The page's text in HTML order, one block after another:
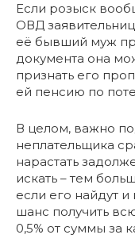
Если розыск
ОВД
её бывший муж
документа она
признать его
ей пенсию по
В целом, важно
неплательщика
нарастать
искать – тем
если его найдут
шанс получить
0,5% от суммы за